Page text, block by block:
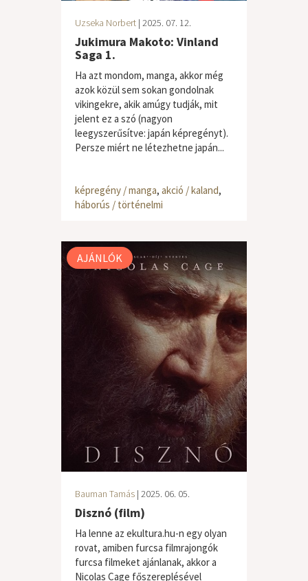
Uzseka Norbert | 2025. 07. 12.
Jukimura Makoto: Vinland
Saga 1.
Ha azt mondom, manga, akkor még
azok közül sem sokan gondolnak
vikingekre, akik amúgy tudják, mit
jelent ez a szó (nagyon
leegyszerűsítve: japán képregényt).
Persze miért ne létezhetne japán...
képregény / manga, akció / kaland,
háborús / történelmi
AJÁNLÓK
Bauman Tamás | 2025. 06. 05.
Disznó (film)
Ha lenne az ekultura.hu-n egy olyan
rovat, amiben furcsa filmrajongók
furcsa filmeket ajánlanak, akkor a
Nicolas Cage főszereplésével